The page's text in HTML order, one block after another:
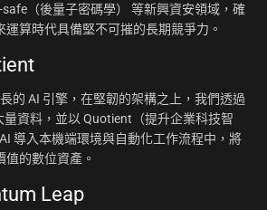
（後量子密碼學） 等新興資安領域，確
算時代具備堅不可摧的長期競爭力。
的 AI 引擎，在堅韌的架構之上，我們透過
量資料，並以 Quotient（提升企業科技智
導入本機端環境與自動化工作流程中，將
的數位資產。
Leap